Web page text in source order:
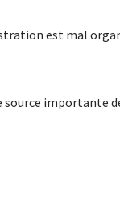
est mal
importante de